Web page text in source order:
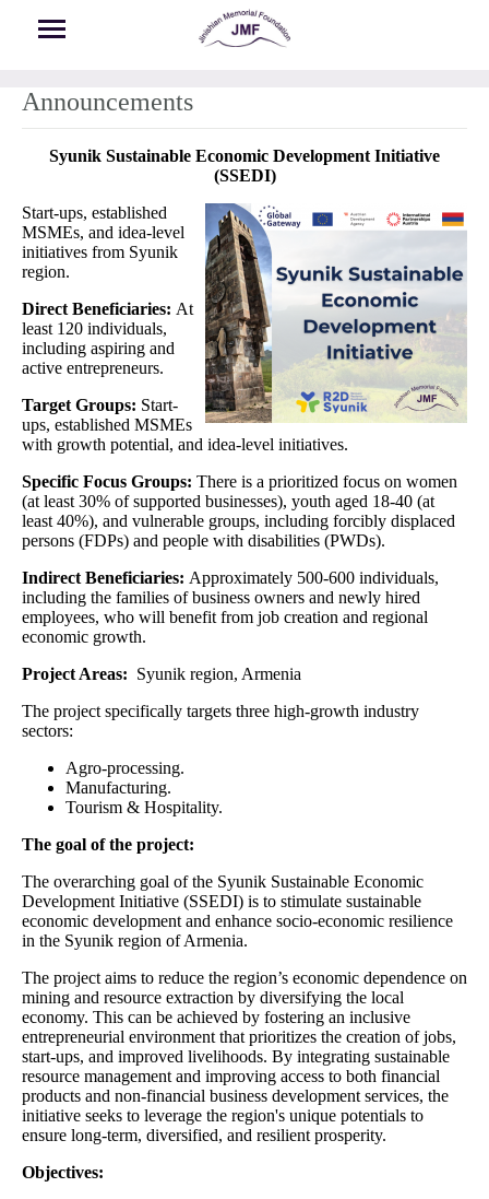
Announcements
Syunik Sustainable Economic Development Initiative
(SSEDI)
Start-ups, established
MSMEs, and idea-level
initiatives from Syunik
region.
Direct Beneficiaries: At
least 120 individuals,
including aspiring and
active entrepreneurs.
Target Groups: Start-
ups, established MSMEs
with growth potential, and idea-level initiatives.
Specific Focus Groups: There is a prioritized focus on women
(at least 30% of supported businesses), youth aged 18-40 (at
least 40%), and vulnerable groups, including forcibly displaced
persons (FDPs) and people with disabilities (PWDs).
Indirect Beneficiaries: Approximately 500-600 individuals,
including the families of business owners and newly hired
employees, who will benefit from job creation and regional
economic growth.
Project Areas: Syunik region, Armenia
The project specifically targets three high-growth industry
sectors:
Agro-processing.
Manufacturing.
Tourism & Hospitality.
The goal of the project:
The overarching goal of the Syunik Sustainable Economic
Development Initiative (SSEDI) is to stimulate sustainable
economic development and enhance socio-economic resilience
in the Syunik region of Armenia.
The project aims to reduce the region’s economic dependence on
mining and resource extraction by diversifying the local
economy. This can be achieved by fostering an inclusive
entrepreneurial environment that prioritizes the creation of jobs,
start-ups, and improved livelihoods. By integrating sustainable
resource management and improving access to both financial
products and non-financial business development services, the
initiative seeks to leverage the region's unique potentials to
ensure long-term, diversified, and resilient prosperity.
Objectives: